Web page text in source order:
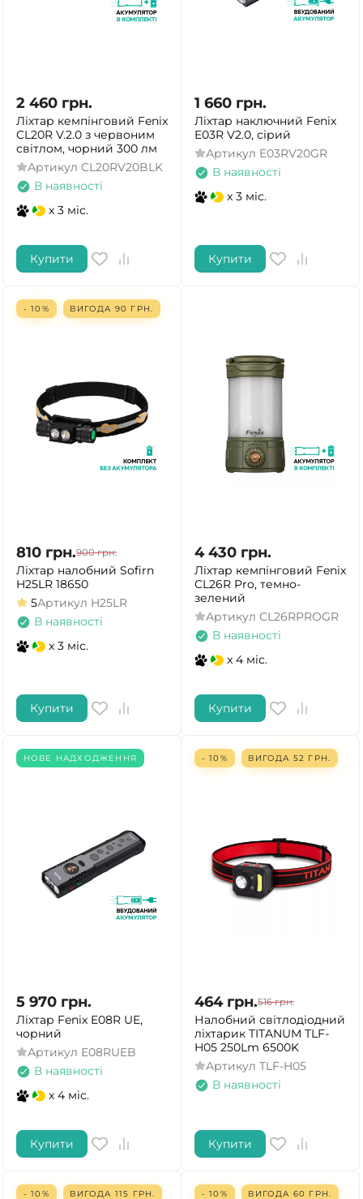
2 460 грн.
Ліхтар кемпінговий Fenix
CL20R V.2.0 з червоним
світлом, чорний 300 лм
Артикул CL20RV20BLK
В наявності
x 3 міс.
Купити
1 660 грн.
Ліхтар наключний Fenix
E03R V2.0, сірий
Артикул E03RV20GR
В наявності
x 3 міс.
Купити
- 10% ВИГОДА 90 ГРН.
810 грн.900 грн.
Ліхтар налобний Sofirn
H25LR 18650
5Артикул H25LR
В наявності
x 3 міс.
Купити
4 430 грн.
Ліхтар кемпінговий Fenix
CL26R Pro, темно-
зелений
Артикул CL26RPROGR
В наявності
x 4 міс.
Купити
НОВЕ НАДХОДЖЕННЯ
5 970 грн.
Ліхтар Fenix E08R UE,
чорний
Артикул E08RUEB
В наявності
x 4 міс.
Купити
- 10% ВИГОДА 52 ГРН.
464 грн.516 грн.
Налобний світлодіодний
ліхтарик TITANUM TLF-
H05 250Lm 6500K
Артикул TLF-H05
В наявності
Купити
- 10% ВИГОДА 115 ГРН. - 10% ВИГОДА 60 ГРН.